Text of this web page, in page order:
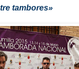
tambores»